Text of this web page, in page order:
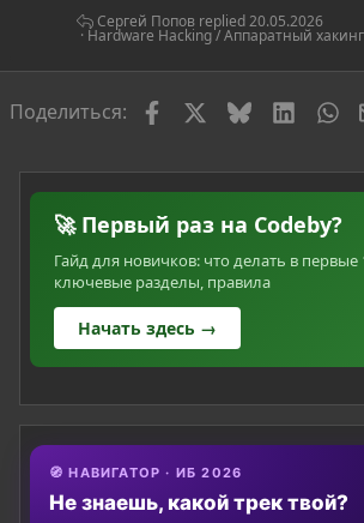
Hardware Hacking / Аппаратный хакинг
20.05.2026
Сергей Попов
Поделиться: FacebookBluesky
🚀 Первый раз на Codeby?
Гайд для новичков: что делать в первые
ключевые разделы, правила
Начать здесь →
🧭 НАВИГАТОР · ИБ 2026
Не знаешь, какой трек твой?